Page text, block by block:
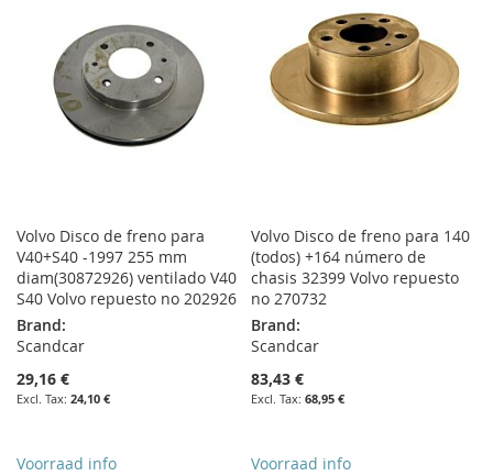
Volvo Disco de freno para
V40+S40 -1997 255 mm
diam(30872926) ventilado V40
S40 Volvo repuesto no 202926
Brand:
Scandcar
29,16 €
24,10 €
Voorraad info
Volvo Disco de freno para 140
(todos) +164 número de
chasis 32399 Volvo repuesto
no 270732
Brand:
Scandcar
83,43 €
68,95 €
Voorraad info